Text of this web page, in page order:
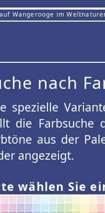
Wangerooge im
nach
spezielle
die Farbsuche
aus der
angezeigt.
wählen Sie